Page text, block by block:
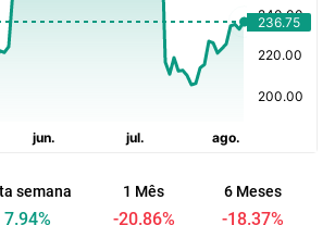
semana
7.94%
1 Mês
-20.86%
6 Meses
-18.37%